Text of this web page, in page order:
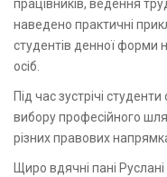
працівників, ведення
наведено практичні
студентів денної форми
осіб.
Під час зустрічі
вибору професійного
різних правових
Щиро вдячні пані